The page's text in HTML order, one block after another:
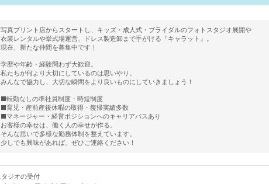
写真プリント店からスタートし、キッズ・成人式・ブライダルのフォトスタジオ展開や
衣装レンタルや挙式場運営、ドレス製造卸まで手がける『キャラット』。
現在、新たな仲間を募集中です！
学歴や年齢・経験問わず大歓迎。
私たちが何より大切にしているのは思いやり。
みんなで協力し、大切な瞬間をより良いものにしていきましょう！
■転勤なしの準社員制度・時短制度
■育児・産前産後休暇の取得・復帰実績多数
■マネージャー・経営ポジションへのキャリアパスあり
お客様の幸せは、働く人の幸せが作る。
そんな思いで多様な勤務体制を整えています。
少しでも興味があれば、ぜひご連絡ください！
タジオの受付